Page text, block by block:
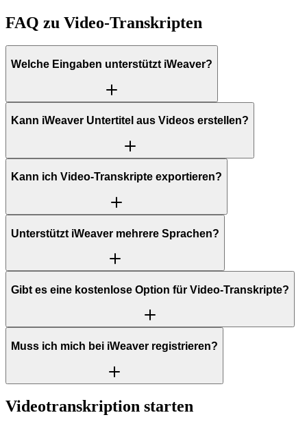
FAQ zu Video-Transkripten
Welche Eingaben unterstützt iWeaver?
Kann iWeaver Untertitel aus Videos erstellen?
Kann ich Video-Transkripte exportieren?
Unterstützt iWeaver mehrere Sprachen?
Gibt es eine kostenlose Option für Video-Transkripte?
Muss ich mich bei iWeaver registrieren?
Videotranskription starten